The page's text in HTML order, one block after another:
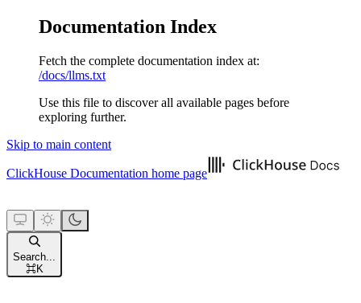
Documentation Index
Fetch the complete documentation index at:
/docs/llms.txt
Use this file to discover all available pages before
exploring further.
Skip to main content
ClickHouse Documentation home page
Search...
⌘K